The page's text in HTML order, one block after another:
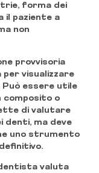
forma dei
il paziente a
non
provvisoria
per visualizzare
Può essere utile
composito o
di valutare
denti, ma deve
uno strumento
valuta